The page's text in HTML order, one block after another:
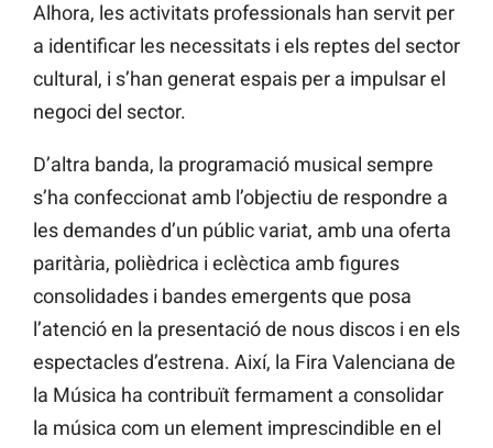
Alhora, les activitats professionals han servit per
a identificar les necessitats i els reptes del sector
cultural, i s’han generat espais per a impulsar el
negoci del sector.
D’altra banda, la programació musical sempre
s’ha confeccionat amb l’objectiu de respondre a
les demandes d’un públic variat, amb una oferta
paritària, polièdrica i eclèctica amb figures
consolidades i bandes emergents que posa
l’atenció en la presentació de nous discos i en els
espectacles d’estrena. Així, la Fira Valenciana de
la Música ha contribuït fermament a consolidar
la música com un element imprescindible en el